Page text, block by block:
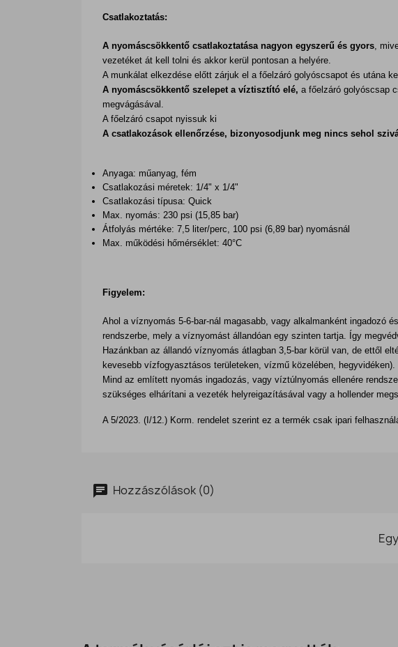
Csatlakoztatás:
A nyomáscsökkentő csatlakoztatása nagyon egyszerű és gyors,
vezetéket át kell tolni és akkor kerül pontosan a helyére.
A munkálat elkezdése előtt zárjuk el a főelzáró golyóscsapot és utána
A nyomáscsökkentő szelepet a víztisztító elé, a főelzáró golyóscsap
megvágásával.
A főelzáró csapot nyissuk ki
A csatlakozások ellenőrzése, bizonyosodjunk meg nincs sehol
Anyaga: műanyag, fém
Csatlakozási méretek: 1/4" x 1/4"
Csatlakozási típusa: Quick
Max. nyomás: 230 psi (15,85 bar)
Átfolyás mértéke: 7,5 liter/perc, 100 psi (6,89 bar) nyomásnál
Max. működési hőmérséklet: 40°C
Figyelem:
Ahol a víznyomás 5-6-bar-nál magasabb, vagy alkalmanként ingadozó
rendszerbe, mely a víznyomást állandóan egy szinten tartja. Így
Hazánkban az állandó víznyomás átlagban 3,5-bar körül van, de ettől
kevesebb vízfogyasztásos területeken, vízmű közelében, hegyvidéken).
Mind az említett nyomás ingadozás, vagy víztúlnyomás ellenére
szükséges elhárítani a vezeték helyreigazításával vagy a hollender
A 5/2023. (I/12.) Korm. rendelet szerint ez a termék csak ipari
Hozzászólások (0)